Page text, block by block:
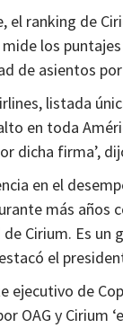
el ranking de
los
de asientos
listada
en toda
dicha firma’,
en el
más años
Cirium. Es un
el
ejecutivo de
OAG y Cirium